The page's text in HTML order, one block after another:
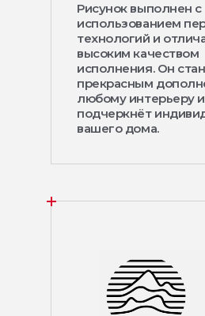
Рисунок выполнен с
использованием
технологий и
высоким качеством
исполнения. Он
прекрасным
любому интерьеру и
подчеркнёт
вашего дома.